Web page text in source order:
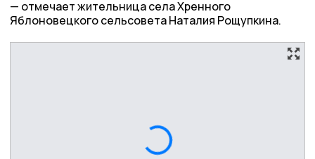
отмечает жительница села Хренного
Яблоновецкого сельсовета Наталия Рощупкина.